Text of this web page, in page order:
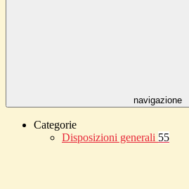
navigazione
Categorie
Disposizioni generali 55